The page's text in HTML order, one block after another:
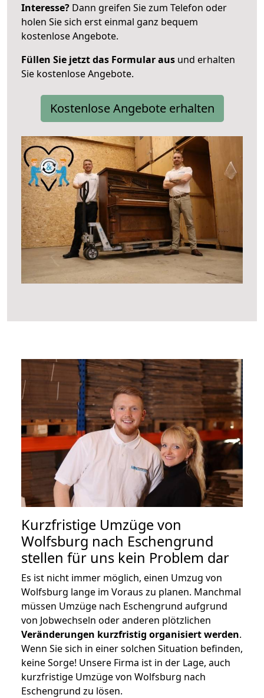
Interesse? Dann greifen Sie zum Telefon oder
holen Sie sich erst einmal ganz bequem
kostenlose Angebote.
Füllen Sie jetzt das Formular aus und erhalten
Sie kostenlose Angebote.
Kostenlose Angebote erhalten
Kurzfristige Umzüge von
Wolfsburg nach Eschengrund
stellen für uns kein Problem dar
Es ist nicht immer möglich, einen Umzug von
Wolfsburg lange im Voraus zu planen. Manchmal
müssen Umzüge nach Eschengrund aufgrund
von Jobwechseln oder anderen plötzlichen
Veränderungen kurzfristig organisiert werden.
Wenn Sie sich in einer solchen Situation befinden,
keine Sorge! Unsere Firma ist in der Lage, auch
kurzfristige Umzüge von Wolfsburg nach
Eschengrund zu lösen.